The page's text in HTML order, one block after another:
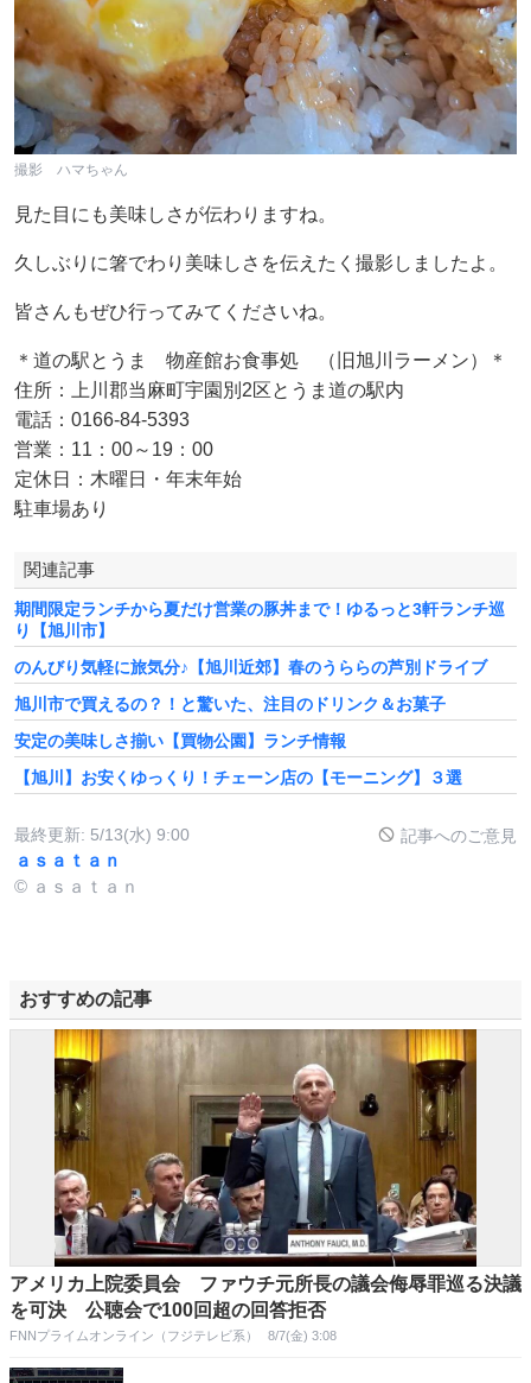
撮影 ハマちゃん
見た目にも美味しさが伝わりますね。
久しぶりに箸でわり美味しさを伝えたく撮影しましたよ。
皆さんもぜひ行ってみてくださいね。
＊道の駅とうま 物産館お食事処 （旧旭川ラーメン）＊
住所：上川郡当麻町宇園別2区とうま道の駅内
電話：0166-84-5393
営業：11：00～19：00
定休日：木曜日・年末年始
駐車場あり
関連記事
期間限定ランチから夏だけ営業の豚丼まで！ゆるっと3軒ランチ巡
り【旭川市】
のんびり気軽に旅気分♪【旭川近郊】春のうららの芦別ドライブ
旭川市で買えるの？！と驚いた、注目のドリンク＆お菓子
安定の美味しさ揃い【買物公園】ランチ情報
【旭川】お安くゆっくり！チェーン店の【モーニング】３選
最終更新: 5/13(水) 9:00 記事へのご意見
ａｓａｔａｎ
© ａｓａｔａｎ
おすすめの記事
アメリカ上院委員会 ファウチ元所長の議会侮辱罪巡る決議
を可決 公聴会で100回超の回答拒否
FNNプライムオンライン（フジテレビ系） 8/7(金) 3:08